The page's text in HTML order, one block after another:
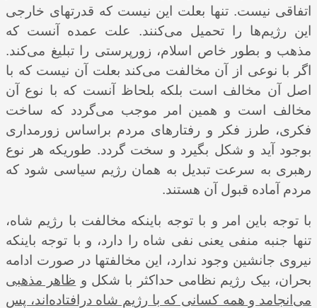
اتفاقی نیست. تنها بعلت این نیست که قدرتهای خارجی
این رژیم‌ها را تحمیل می‌کنند. علت عمده آنست که
مذهب و بطور خاص اسلام، زورپرستی را تبلیغ می‌کند.
اگر با نوعی از آن مخالفت می‌کند بعلت آن نیست که با
اصل آن مخالف است بلکه بلحاظ آنست که با نوع آن
مخالف است و همین امر موجب می‌گردد که ساخت
فکری، طرز فکر و رفتارهای مردم براساس زورمداری
بوجود آید و شکل بگیرد و سخت گردد. طوریکه هر نوع
رهبری به سرعت تبدیل به همان رژیم سیاسی شود که
مردم آماده قبول آن هستند.
با توجه باین امر و با توجه باینکه مخالفت با رژیم شاه،
تنها جنبه منفی یعنی نفی شاه را دارد، و با توجه باینکه
نیروی جانشین وجود ندارد، این مخالفتها در صورت ادامه
بحران، بیک رژیم نظامی حداکثر با شکل و ظاهر مذهبی
میانجامد و همه کسانی که با رژیم شاه درافتاده‌‌‌اند، پس